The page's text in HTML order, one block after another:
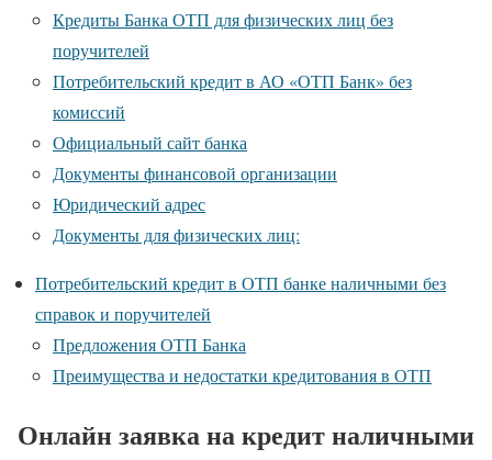
Кредиты Банка ОТП для физических лиц без
поручителей
Потребительский кредит в АО «ОТП Банк» без
комиссий
Официальный сайт банка
Документы финансовой организации
Юридический адрес
Документы для физических лиц:
Потребительский кредит в ОТП банке наличными без
справок и поручителей
Предложения ОТП Банка
Преимущества и недостатки кредитования в ОТП
Онлайн заявка на кредит наличными